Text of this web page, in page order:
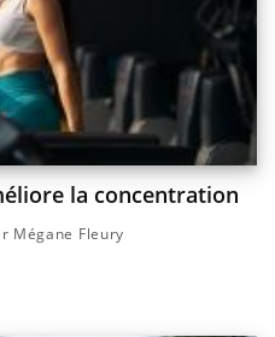
la concentration
Mégane Fleury